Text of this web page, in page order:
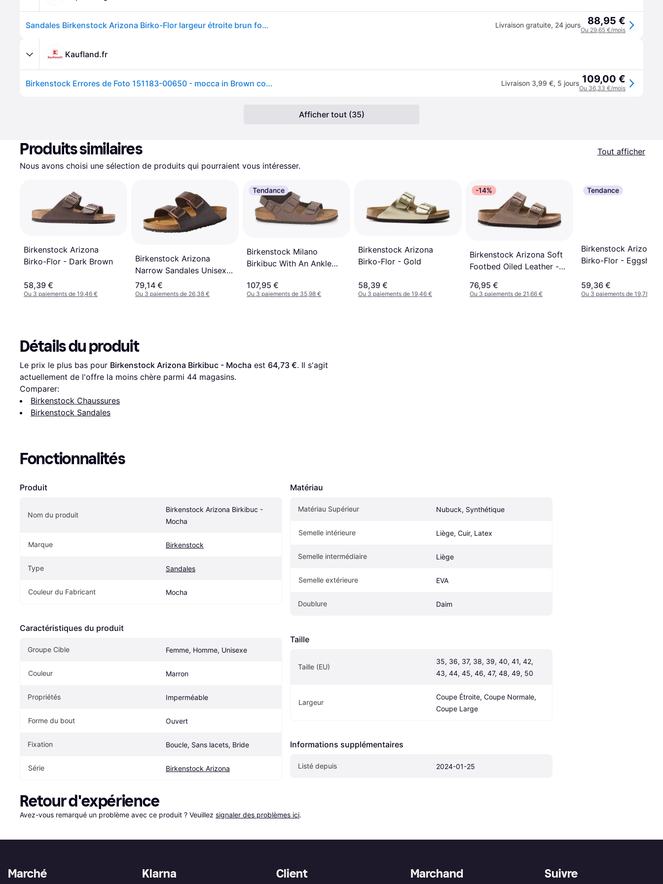
Sandales Birkenstock Arizona Birko-Flor largeur étroite brun foncé - 36 - Brown Livraison gratuite, 24 jours 88,95 €
Ou 29,65 €/mois
Kaufland.fr
Birkenstock Errores de Foto 151183-00650 - mocca in Brown color size 37 Livraison 3,99 €, 5 jours 109,00 €
Ou 36,33 €/mois
Afficher tout (35)
Produits similaires
Tout afficher
Nous avons choisi une sélection de produits qui pourraient vous intéresser.
Birkenstock Arizona
Birko-Flor - Dark Brown
58,39 €
Ou 3 paiements de 19,46 €
Birkenstock Arizona
Narrow Sandales Unisex -
Marron
79,14 €
Ou 3 paiements de 26,38 €
Tendance
Birkenstock Milano
Birkibuc With An Ankle
107,95 €
Ou 3 paiements de 35,98 €
Birkenstock Arizona
Birko-Flor - Gold
58,39 €
Ou 3 paiements de 19,46 €
-14%
Birkenstock Arizona Soft
Footbed Oiled Leather -
76,95 €
Ou 3 paiements de 21,66 €
Tendance
Birkenstock Arizona
Birko-Flor - Eggshell
59,36 €
Ou 3 paiements de 19,78 €
Détails du produit
Le prix le plus bas pour Birkenstock Arizona Birkibuc - Mocha est 64,73 €. Il s'agit
actuellement de l'offre la moins chère parmi 44 magasins.
Comparer:
Birkenstock Chaussures
Birkenstock Sandales
Fonctionnalités
Produit
Nom du produit
Birkenstock Arizona Birkibuc -
Mocha
Marque Birkenstock
Type Sandales
Couleur du Fabricant Mocha
Caractéristiques du produit
Groupe Cible Femme, Homme, Unisexe
Couleur Marron
Propriétés Imperméable
Forme du bout Ouvert
Fixation Boucle, Sans lacets, Bride
Série Birkenstock Arizona
Matériau
Matériau Supérieur Nubuck, Synthétique
Semelle intérieure Liège, Cuir, Latex
Semelle intermédiaire Liège
Semelle extérieure EVA
Doublure Daim
Taille
Taille (EU)
35, 36, 37, 38, 39, 40, 41, 42,
43, 44, 45, 46, 47, 48, 49, 50
Largeur
Coupe Étroite, Coupe Normale,
Coupe Large
Informations supplémentaires
Listé depuis 2024-01-25
Retour d'expérience
Avez-vous remarqué un problème avec ce produit ? Veuillez signaler des problèmes ici.
Klarna Client Marchand
Marché Suivre